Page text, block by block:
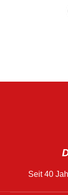
Seit 40